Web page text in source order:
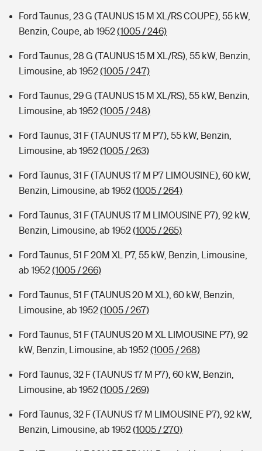
Ford Taunus, 23 G (TAUNUS 15 M XL/RS COUPE), 55 kW,
Benzin, Coupe, ab 1952(1005 / 246)
Ford Taunus, 28 G (TAUNUS 15 M XL/RS), 55 kW, Benzin,
Limousine, ab 1952(1005 / 247)
Ford Taunus, 29 G (TAUNUS 15 M XL/RS), 55 kW, Benzin,
Limousine, ab 1952(1005 / 248)
Ford Taunus, 31 F (TAUNUS 17 M P7), 55 kW, Benzin,
Limousine, ab 1952(1005 / 263)
Ford Taunus, 31 F (TAUNUS 17 M P7 LIMOUSINE), 60 kW,
Benzin, Limousine, ab 1952(1005 / 264)
Ford Taunus, 31 F (TAUNUS 17 M LIMOUSINE P7), 92 kW,
Benzin, Limousine, ab 1952(1005 / 265)
Ford Taunus, 51 F 20M XL P7, 55 kW, Benzin, Limousine,
ab 1952(1005 / 266)
Ford Taunus, 51 F (TAUNUS 20 M XL), 60 kW, Benzin,
Limousine, ab 1952(1005 / 267)
Ford Taunus, 51 F (TAUNUS 20 M XL LIMOUSINE P7), 92
kW, Benzin, Limousine, ab 1952(1005 / 268)
Ford Taunus, 32 F (TAUNUS 17 M P7), 60 kW, Benzin,
Limousine, ab 1952(1005 / 269)
Ford Taunus, 32 F (TAUNUS 17 M LIMOUSINE P7), 92 kW,
Benzin, Limousine, ab 1952(1005 / 270)